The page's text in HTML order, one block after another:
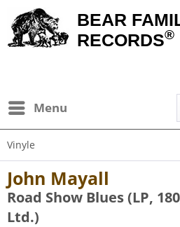
BEAR
RECORDS®
Menu
Vinyle
John Mayall
Road Show Blues (LP,
Ltd.)